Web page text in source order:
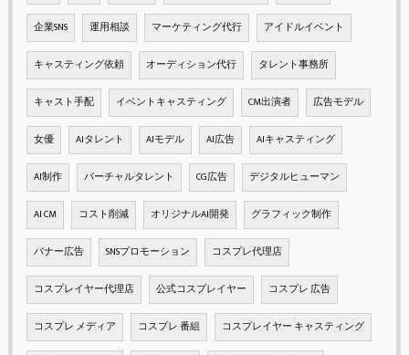
企業SNS 運用相談 マーケティング代行 アイドルイベント
キャスティング依頼 オーディション代行 タレント事務所
キャスト手配 イベントキャスティング CM出演者 広告モデル
女優 AIタレント AIモデル AI広告 AIキャスティング
AI制作 バーチャルタレント CG広告 デジタルヒューマン
AI CM コスト削減 オリジナルAI開発 グラフィック制作
バナー広告 SNSプロモーション コスプレ代理店
コスプレイヤー代理店 公式コスプレイヤー コスプレ 広告
コスプレ メディア コスプレ 番組 コスプレイヤー キャスティング